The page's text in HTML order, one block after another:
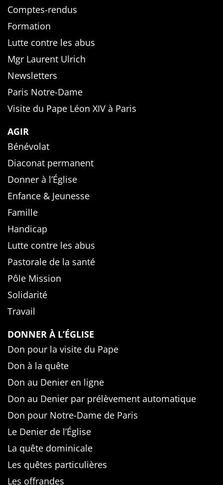
Comptes-rendus
Formation
Lutte contre les abus
Mgr Laurent Ulrich
Newsletters
Paris Notre-Dame
Visite du Pape Léon XIV à Paris
AGIR
Bénévolat
Diaconat permanent
Donner à l’Église
Enfance & Jeunesse
Famille
Handicap
Lutte contre les abus
Pastorale de la santé
Pôle Mission
Solidarité
Travail
DONNER À L’ÉGLISE
Don pour la visite du Pape
Don à la quête
Don au Denier en ligne
Don au Denier par prélèvement automatique
Don pour Notre-Dame de Paris
Le Denier de l’Église
La quête dominicale
Les quêtes particulières
Les offrandes